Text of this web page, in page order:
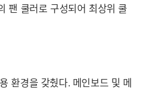
팬 쿨러로 구성되어 최상위 쿨
환경을 갖췄다. 메인보드 및 메